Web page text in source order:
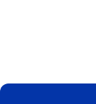
FOOTER